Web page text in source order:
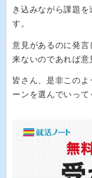
き込みながら課題
す。
意見があるのに発
来ないのであれば意
皆さん、是非この
ーンを選んでいって